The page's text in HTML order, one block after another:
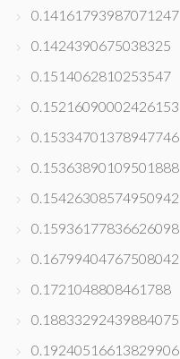
0.14161793987071247
0.1424390675038325
0.1514062810253547
0.15216090002426153
0.15334701378947746
0.15363890109501888
0.15426308574950942
0.15936177836626098
0.16799404767508042
0.1721048808461788
0.18833292439884075
0.19240516613829906